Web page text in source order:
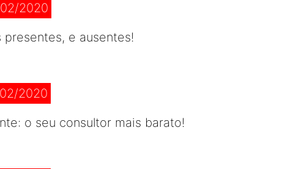
2020
presentes, e ausentes!
2020
o seu consultor mais barato!